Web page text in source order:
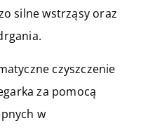
silne wstrząsy oraz
czyszczenie
za pomocą
w